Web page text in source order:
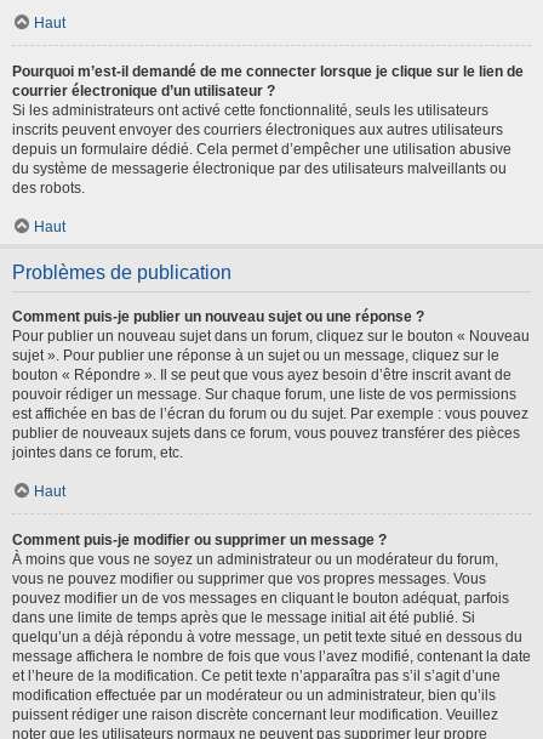
Haut
Pourquoi m’est-il demandé de me connecter lorsque je clique sur le lien de
courrier électronique d’un utilisateur ?
Si les administrateurs ont activé cette fonctionnalité, seuls les utilisateurs
inscrits peuvent envoyer des courriers électroniques aux autres utilisateurs
depuis un formulaire dédié. Cela permet d’empêcher une utilisation abusive
du système de messagerie électronique par des utilisateurs malveillants ou
des robots.
Haut
Problèmes de publication
Comment puis-je publier un nouveau sujet ou une réponse ?
Pour publier un nouveau sujet dans un forum, cliquez sur le bouton « Nouveau
sujet ». Pour publier une réponse à un sujet ou un message, cliquez sur le
bouton « Répondre ». Il se peut que vous ayez besoin d’être inscrit avant de
pouvoir rédiger un message. Sur chaque forum, une liste de vos permissions
est affichée en bas de l’écran du forum ou du sujet. Par exemple : vous pouvez
publier de nouveaux sujets dans ce forum, vous pouvez transférer des pièces
jointes dans ce forum, etc.
Haut
Comment puis-je modifier ou supprimer un message ?
À moins que vous ne soyez un administrateur ou un modérateur du forum,
vous ne pouvez modifier ou supprimer que vos propres messages. Vous
pouvez modifier un de vos messages en cliquant le bouton adéquat, parfois
dans une limite de temps après que le message initial ait été publié. Si
quelqu’un a déjà répondu à votre message, un petit texte situé en dessous du
message affichera le nombre de fois que vous l’avez modifié, contenant la date
et l’heure de la modification. Ce petit texte n’apparaîtra pas s’il s’agit d’une
modification effectuée par un modérateur ou un administrateur, bien qu’ils
puissent rédiger une raison discrète concernant leur modification. Veuillez
noter que les utilisateurs normaux ne peuvent pas supprimer leur propre